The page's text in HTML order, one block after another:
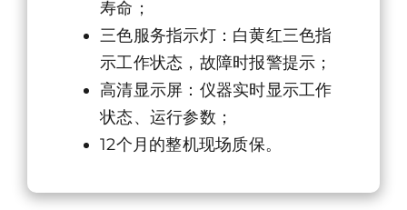
寿命；
三色服务指示灯：白黄红三色指
示工作状态，故障时报警提示；
高清显示屏：仪器实时显示工作
状态、运行参数；
12个月的整机现场质保。